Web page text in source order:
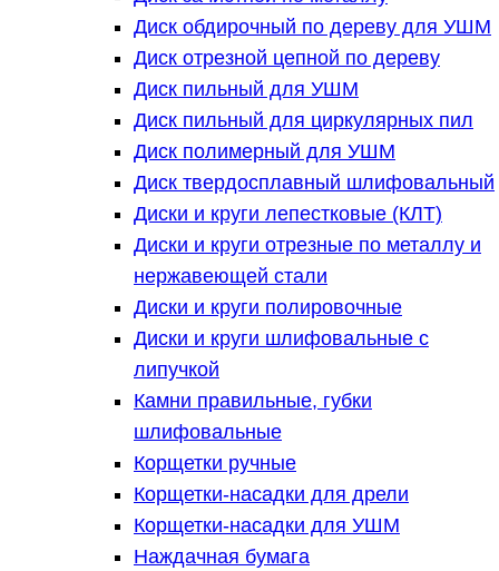
Диск обдирочный по дереву для УШМ
Диск отрезной цепной по дереву
Диск пильный для УШМ
Диск пильный для циркулярных пил
Диск полимерный для УШМ
Диск твердосплавный шлифовальный
Диски и круги лепестковые (КЛТ)
Диски и круги отрезные по металлу и
нержавеющей стали
Диски и круги полировочные
Диски и круги шлифовальные с
липучкой
Камни правильные, губки
шлифовальные
Корщетки ручные
Корщетки-насадки для дрели
Корщетки-насадки для УШМ
Наждачная бумага